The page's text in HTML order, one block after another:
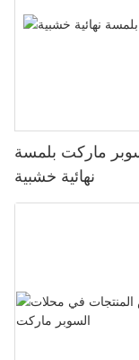
ماركت بلمسة
نهائية خشبية